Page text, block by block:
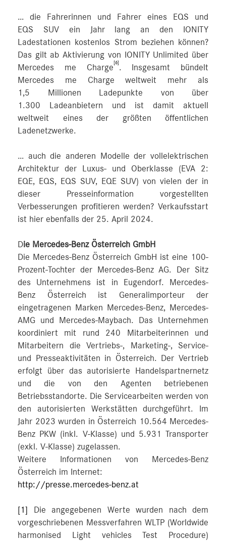
… die Fahrerinnen und Fahrer eines EQS und
EQS SUV ein Jahr lang an den IONITY
Ladestationen kostenlos Strom beziehen können?
Das gilt ab Aktivierung von IONITY Unlimited über
Mercedes me Charge
[6]
. Insgesamt bündelt
Mercedes me Charge weltweit mehr als
1,5 Millionen Ladepunkte von über
1.300 Ladeanbietern und ist damit aktuell
weltweit eines der größten öffentlichen
Ladenetzwerke.
… auch die anderen Modelle der vollelektrischen
Architektur der Luxus- und Oberklasse (EVA 2:
EQE, EQS, EQS SUV, EQE SUV) von vielen der in
dieser Presseinformation vorgestellten
Verbesserungen profitieren werden? Verkaufsstart
ist hier ebenfalls der 25. April 2024.
Die Mercedes-Benz Österreich GmbH
Die Mercedes-Benz Österreich GmbH ist eine 100-
Prozent-Tochter der Mercedes-Benz AG. Der Sitz
des Unternehmens ist in Eugendorf. Mercedes-
Benz Österreich ist Generalimporteur der
eingetragenen Marken Mercedes-Benz, Mercedes-
AMG und Mercedes-Maybach. Das Unternehmen
koordiniert mit rund 240 Mitarbeiterinnen und
Mitarbeitern die Vertriebs-, Marketing-, Service-
und Presseaktivitäten in Österreich. Der Vertrieb
erfolgt über das autorisierte Handelspartnernetz
und die von den Agenten betriebenen
Betriebsstandorte. Die Servicearbeiten werden von
den autorisierten Werkstätten durchgeführt. Im
Jahr 2023 wurden in Österreich 10.564 Mercedes-
Benz PKW (inkl. V-Klasse) und 5.931 Transporter
(exkl. V-Klasse) zugelassen.
Weitere Informationen von Mercedes-Benz
Österreich im Internet:
http://presse.mercedes-benz.at
[1]
Die angegebenen Werte wurden nach dem
vorgeschriebenen Messverfahren WLTP (Worldwide
harmonised Light vehicles Test Procedure)